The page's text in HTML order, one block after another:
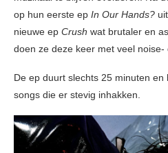
op hun eerste ep In Our Hands?
nieuwe ep Crush wat brutaler en
doen ze deze keer met veel
De ep duurt slechts 25 minuten
songs die er stevig inhakken.